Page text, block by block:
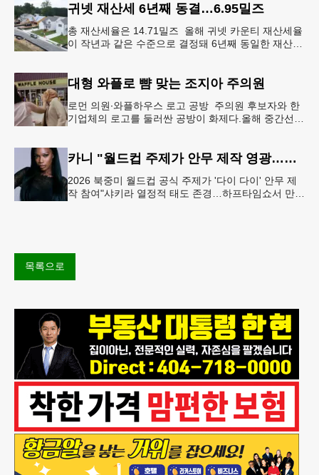
귀넷 재산세 6년째 동결…6.95밀즈
총 재산세율은 14.71밀즈 올해 귀넷 카운티 재산세율
이 작년과 같은 수준으로 결정돼 6년째 동일한 재산세
대형 와플로 뺨 맞는 조지아 주의원
로먼 의원∙와플하우스 로고 공방 주의원 후보자와 한
기업체의 로고를 둘러싼 공방이 화제다.올해 중간선거
카니 "월드컵 주제가 안무 제작 영광…춤은 국경 없는 언어"
2026 북중미 월드컵 공식 주제가 '다이 다이' 안무 제
작 참여"샤키라 열정적 태도 존경…하프타임쇼서 만난
목록으로